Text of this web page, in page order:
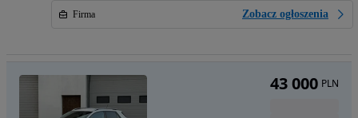
Firma Zobacz ogłoszenia
43 000 PLN